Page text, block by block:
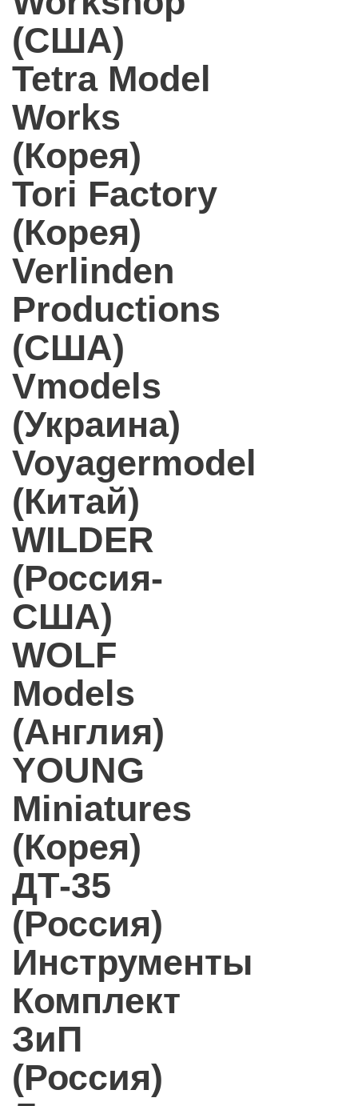
(США)
Tetra Model
Works
(Корея)
Tori Factory
(Корея)
Verlinden
Productions
(США)
Vmodels
(Украина)
Voyagermodel
(Китай)
WILDER
(Россия-
США)
WOLF
Models
(Англия)
YOUNG
Miniatures
(Корея)
ДТ-35
(Россия)
Инструменты
Комплект
ЗиП
(Россия)